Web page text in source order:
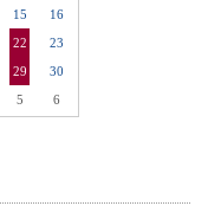
15
16
22
23
29
30
5 6